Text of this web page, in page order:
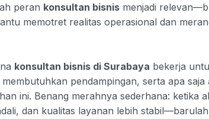
peran konsultan bisnis menjadi
memotret realitas operasional dan
konsultan bisnis di Surabaya bekerja
pendampingan, serta apa
ini. Benang merahnya sederhana: ketika
dan kualitas layanan lebih stabil—barulah